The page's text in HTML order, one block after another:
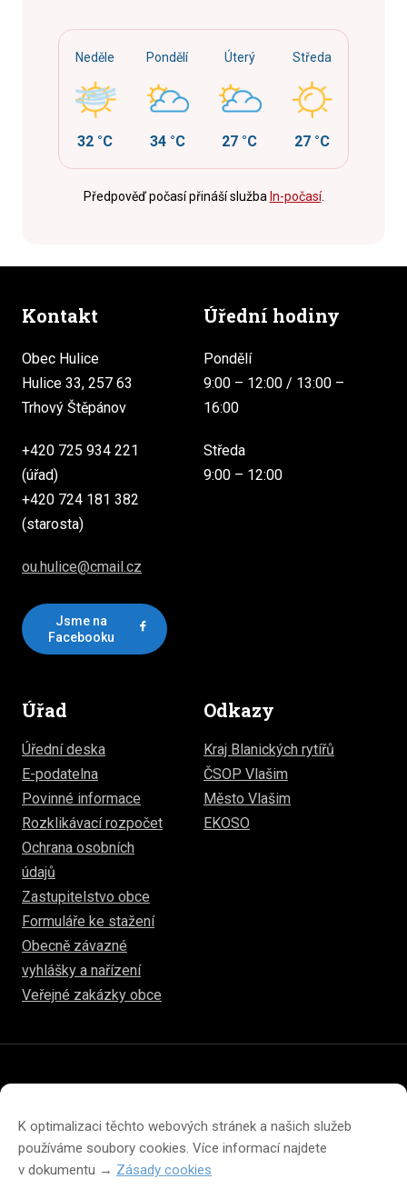
K optimalizaci těchto webových stránek a našich služeb
používáme soubory cookies. Více informací najdete
v dokumentu → Zásady cookies
Neděle
32 °C
Pondělí
34 °C
Úterý
27 °C
Středa
27 °C
Předpověď počasí přináší služba In-počasí.
Kontakt
Obec Hulice
Hulice 33, 257 63
Trhový Štěpánov
+420 725 934 221
(úřad)
+420 724 181 382
(starosta)
ou.hulice@cmail.cz
Jsme na
Facebooku
Úřední hodiny
Pondělí
9:00 – 12:00 / 13:00 –
16:00
Středa
9:00 – 12:00
Úřad
Úřední deska
E-podatelna
Povinné informace
Rozklikávací rozpočet
Ochrana osobních
údajů
Zastupitelstvo obce
Formuláře ke stažení
Obecně závazné
vyhlášky a nařízení
Veřejné zakázky obce
Odkazy
Kraj Blanických rytířů
ČSOP Vlašim
Město Vlašim
EKOSO
Prohlášení o přístupnosti
Prohlášení o ochraně soukromí
Zásady cookies (EU)